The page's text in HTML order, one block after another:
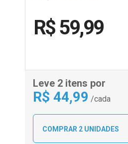
R$ 59,99
Leve 2 itens por
R$ 44,99 /cada
COMPRAR 2 UNIDADES